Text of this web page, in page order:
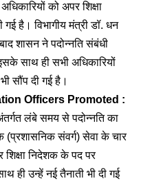
को अपर शिक्षा
गई है। विभागीय मंत्री डॉ. धन
शासन ने पदोन्नति संबंधी
साथ ही सभी अधिकारियों
सौंप दी गई है।
Officers Promoted :
अंतर्गत लंबे समय से पदोन्नति का
(प्रशासनिक संवर्ग) सेवा के चार
शिक्षा निदेशक के पद पर
ही उन्हें नई तैनाती भी दी गई